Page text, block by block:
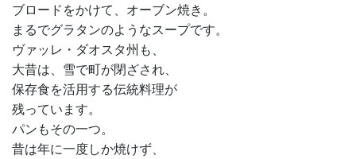
ブロードをかけて、オーブン焼き。
まるでグラタンのようなスープです。
ヴァッレ・ダオスタ州も、
大昔は、雪で町が閉ざされ、
保存食を活用する伝統料理が
残っています。
パンもその一つ。
昔は年に一度しか焼けず、